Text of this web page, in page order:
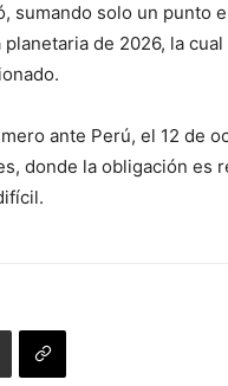
sumando solo un punto
de 2026, la
ante Perú, el 12 de
donde la obligación es